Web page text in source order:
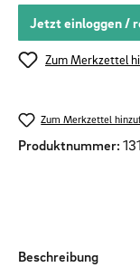
Jetzt einloggen /
Zum Merkzettel
Zum Merkzettel
Produktnummer:
Beschreibung